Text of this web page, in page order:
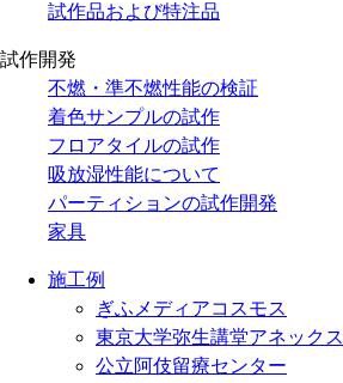
試作品および特注品
試作開発
不燃・準不燃性能の検証
着色サンプルの試作
フロアタイルの試作
吸放湿性能について
パーティションの試作開発
家具
施工例
ぎふメディアコスモス
東京大学弥生講堂アネックス
公立阿伎留療センター